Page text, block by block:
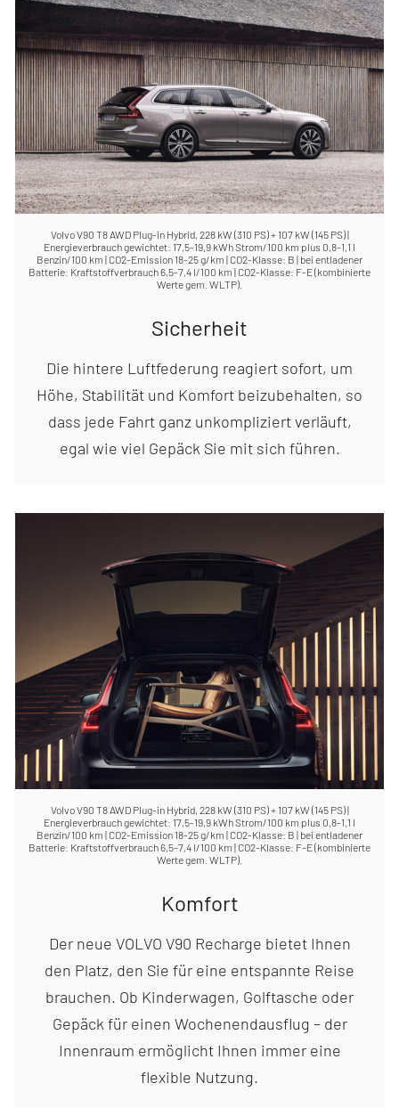
Volvo V90 T8 AWD Plug-in Hybrid, 228 kW (310 PS) + 107 kW (145 PS) |
Energieverbrauch gewichtet: 17,5-19,9 kWh Strom/100 km plus 0,8-1,1 l
Benzin/100 km | CO2-Emission 18-25 g/km | CO2-Klasse: B | bei entladener
Batterie: Kraftstoffverbrauch 6,5-7,4 l/100 km | CO2-Klasse: F-E (kombinierte
Werte gem. WLTP).
Sicherheit
Die hintere Luftfederung reagiert sofort, um
Höhe, Stabilität und Komfort beizubehalten, so
dass jede Fahrt ganz unkompliziert verläuft,
egal wie viel Gepäck Sie mit sich führen.
Volvo V90 T8 AWD Plug-in Hybrid, 228 kW (310 PS) + 107 kW (145 PS) |
Energieverbrauch gewichtet: 17,5-19,9 kWh Strom/100 km plus 0,8-1,1 l
Benzin/100 km | CO2-Emission 18-25 g/km | CO2-Klasse: B | bei entladener
Batterie: Kraftstoffverbrauch 6,5-7,4 l/100 km | CO2-Klasse: F-E (kombinierte
Werte gem. WLTP).
Komfort
Der neue VOLVO V90 Recharge bietet Ihnen
den Platz, den Sie für eine entspannte Reise
brauchen. Ob Kinderwagen, Golftasche oder
Gepäck für einen Wochenendausflug – der
Innenraum ermöglicht Ihnen immer eine
flexible Nutzung.